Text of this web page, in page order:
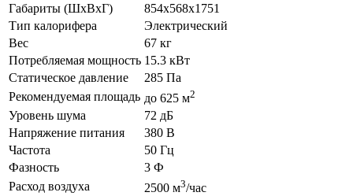
Габариты (ШхВхГ)
854x568x1751
Тип калорифера
Электрический
Вес
67 кг
Потребляемая мощность 15.3 кВт
Статическое давление
285 Па
Рекомендуемая площадь до 625 м2
Уровень шума
72 дБ
Напряжение питания
380 В
Частота
50 Гц
Фазность
3 Ф
Расход воздуха
2500 м3/час